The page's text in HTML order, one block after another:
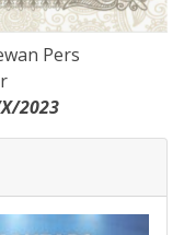
Pers
2023